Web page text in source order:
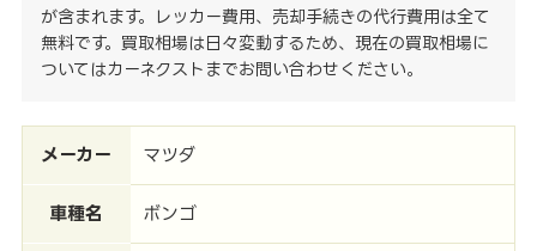
が含まれます。レッカー費用、売却手続きの代行費用は全て
無料です。買取相場は日々変動するため、現在の買取相場に
ついてはカーネクストまでお問い合わせください。
メーカー マツダ
車種名 ボンゴ